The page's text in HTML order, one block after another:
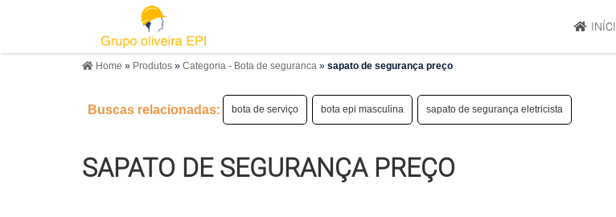
Home » Produtos » Categoria - Bota de seguranca » sapato de segurança preço
Buscas relacionadas: bota de serviço bota epi masculina sapato de segurança eletricista
SAPATO DE SEGURANÇA PREÇO